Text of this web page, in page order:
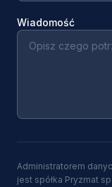
Wiadomość
Administratorem
jest spółka Pryzmat